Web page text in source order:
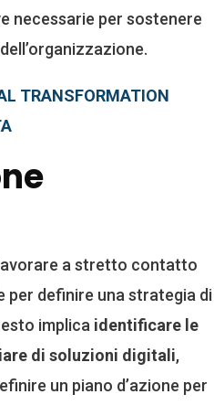
necessarie per sostenere
TRANSFORMATION
a stretto contatto
per definire una strategia di
implica identificare le
di soluzioni digitali,
un piano d’azione per